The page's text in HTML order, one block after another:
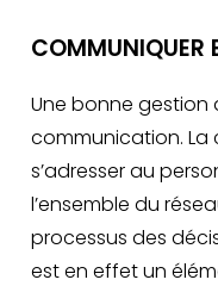
COMMUNIQUER
Une bonne gestion
communication.
s’adresser au
l’ensemble du
processus des
est en effet un